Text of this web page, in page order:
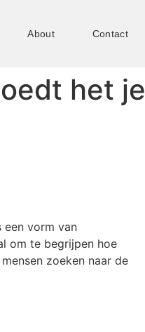
About Contact
het je
een vorm van
om te begrijpen hoe
zoeken naar de